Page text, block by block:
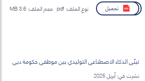
تحميل
نوع الملف: حجم الملف:
تبنّي الذكاء الاصطناعي التوليدي بين موظفي حكومة دبي
نشرت في: أبريل 2025